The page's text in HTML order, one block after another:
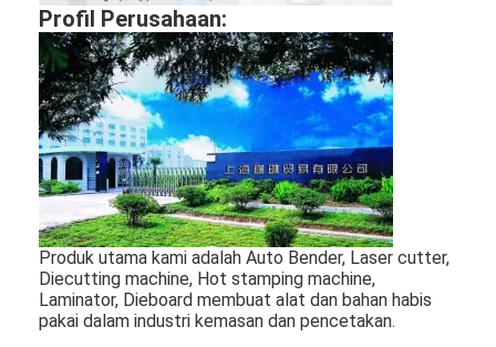
Profil Perusahaan:
Produk utama kami adalah Auto Bender, Laser cutter,
Diecutting machine, Hot stamping machine,
Laminator, Dieboard membuat alat dan bahan habis
pakai dalam industri kemasan dan pencetakan.